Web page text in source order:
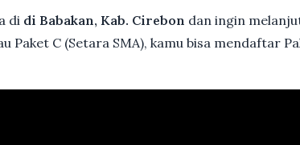
di di Babakan, Kab. Cirebon dan ingin
Paket C (Setara SMA), kamu bisa mendaftar